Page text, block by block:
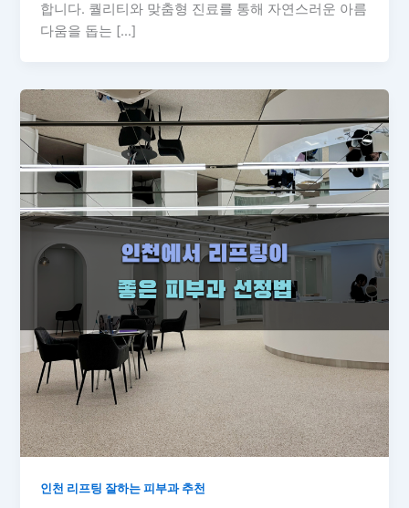
합니다. 퀄리티와 맞춤형 진료를 통해 자연스러운 아름
다움을 돕는 […]
인천 리프팅 잘하는 피부과 추천